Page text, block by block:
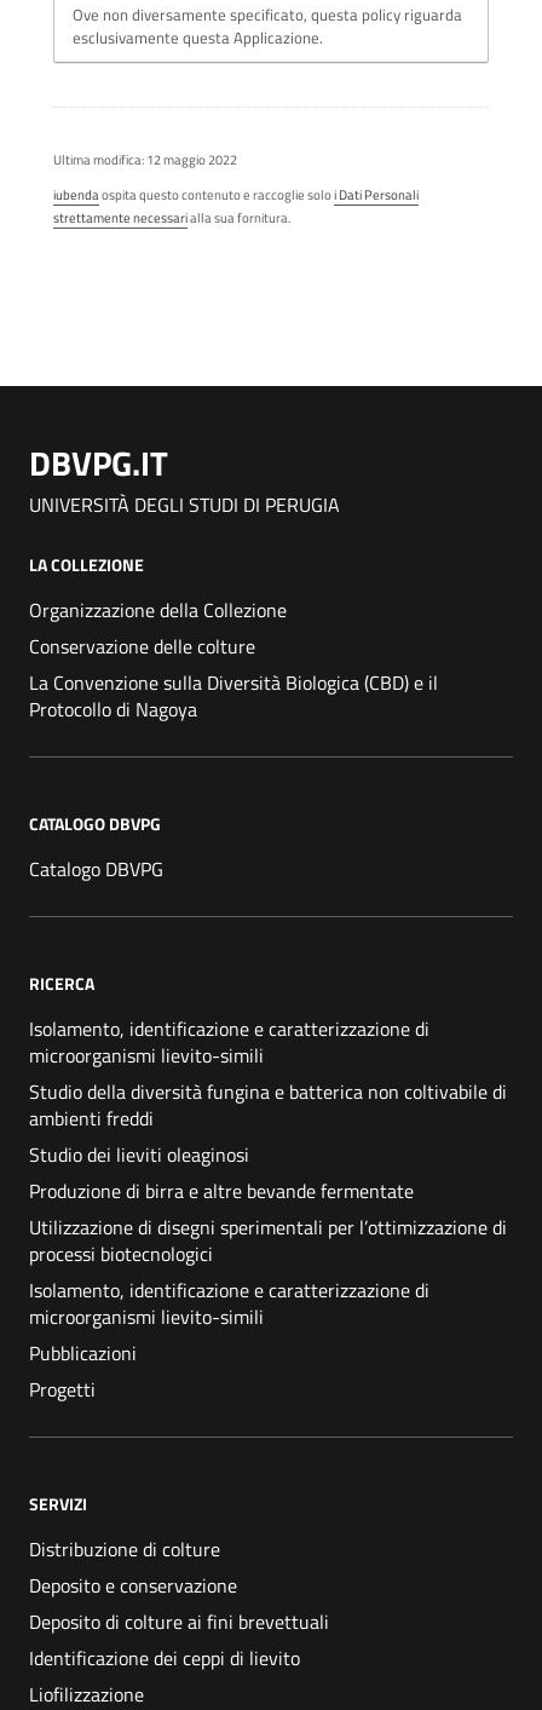
Ove non diversamente specificato, questa policy riguarda
esclusivamente questa Applicazione.
Ultima modifica: 12 maggio 2022
iubendaospita questo contenuto e raccoglie soloi Dati Personali
strettamente necessarialla sua fornitura.
DBVPG.IT
UNIVERSITÀ DEGLI STUDI DI PERUGIA
LA COLLEZIONE
Organizzazione della Collezione
Conservazione delle colture
La Convenzione sulla Diversità Biologica (CBD) e il
Protocollo di Nagoya
CATALOGO DBVPG
Catalogo DBVPG
RICERCA
Isolamento, identificazione e caratterizzazione di
microorganismi lievito-simili
Studio della diversità fungina e batterica non coltivabile di
ambienti freddi
Studio dei lieviti oleaginosi
Produzione di birra e altre bevande fermentate
Utilizzazione di disegni sperimentali per l’ottimizzazione di
processi biotecnologici
Isolamento, identificazione e caratterizzazione di
microorganismi lievito-simili
Pubblicazioni
Progetti
SERVIZI
Distribuzione di colture
Deposito e conservazione
Deposito di colture ai fini brevettuali
Identificazione dei ceppi di lievito
Liofilizzazione